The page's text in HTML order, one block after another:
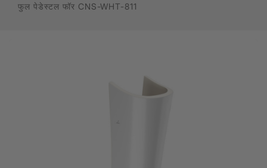
फुल पेडेस्टल फॉर CNS-WHT-811